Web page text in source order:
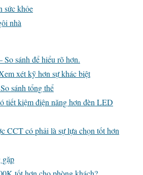
sức khỏe
nhà
sánh để hiểu rõ hơn.
xét kỹ hơn sự khác biệt
sánh tổng thể
tiết kiệm điện năng hơn đèn LED
CCT có phải là sự lựa chọn tốt hơn
gặp